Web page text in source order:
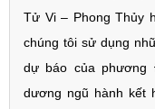
Tử Vi – Phong Thủy
chúng tôi sử dụng
dự báo của phương
dương ngũ hành kết